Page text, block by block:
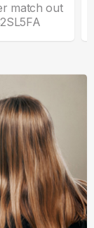
match out